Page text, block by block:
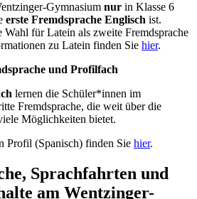
Gymnasium nur in Klasse 6
erste Fremdsprache Englisch ist.
für Latein als zweite Fremdsprache
zu Latein finden Sie hier.
und Profilfach
lernen die Schüler*innen im
Fremdsprache, die weit über die
Möglichkeiten bietet.
Profil (Spanisch) finden Sie hier.
Sprachfahrten und
am Wentzinger-